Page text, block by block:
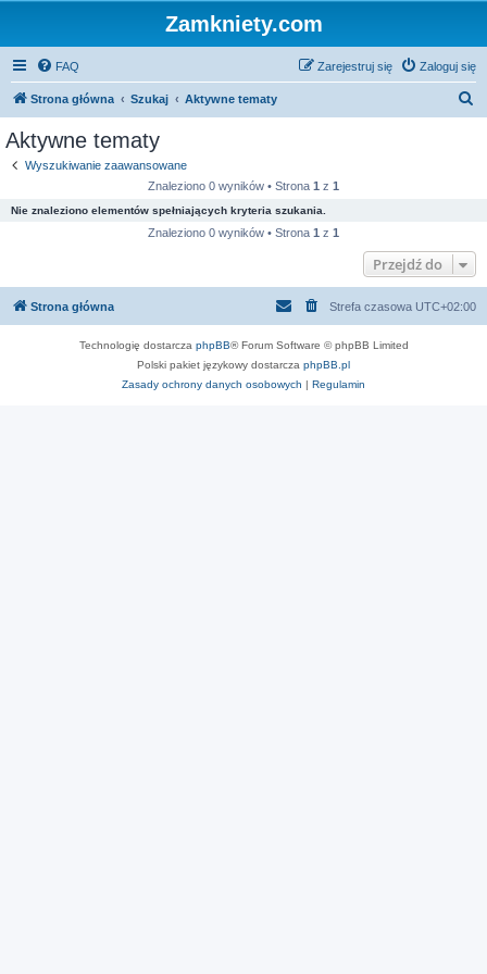
Zamkniety.com
FAQ Zaloguj się
Zarejestruj się
Strona główna Szukaj Aktywne tematy
Aktywne tematy
Wyszukiwanie zaawansowane
Znaleziono 0 wyników • Strona 1 z 1
Nie znaleziono elementów spełniających kryteria szukania.
Znaleziono 0 wyników • Strona 1 z 1
Przejdź do
Strona główna Strefa czasowa UTC+02:00
Technologię dostarcza phpBB® Forum Software © phpBB Limited
Polski pakiet językowy dostarcza phpBB.pl
Zasady ochrony danych osobowych | Regulamin